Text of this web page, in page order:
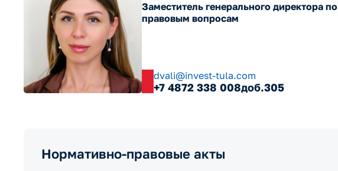
Заместитель генерального директора по
правовым вопросам
dvali@invest-tula.com
+7 4872 338 008доб.305
Нормативно-правовые акты